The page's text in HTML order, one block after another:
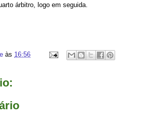
árbitro, logo em seguida.
às 16:56